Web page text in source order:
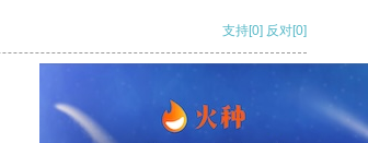
支持[0] 反对[0]